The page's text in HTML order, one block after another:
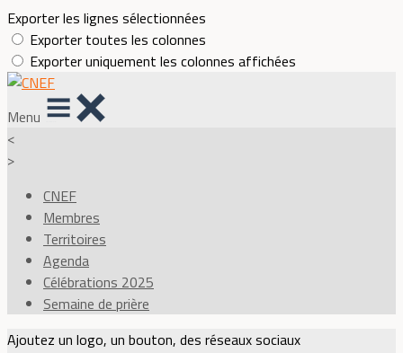
Exporter les lignes sélectionnées
Exporter toutes les colonnes
Exporter uniquement les colonnes affichées
Menu
<
>
CNEF
Membres
Territoires
Agenda
Célébrations 2025
Semaine de prière
Ajoutez un logo, un bouton, des réseaux sociaux